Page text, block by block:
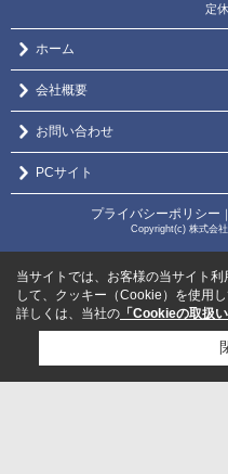
定
ホーム
会社概要
お問い合わせ
PCサイト
プライバシーポリシー ｜
Copyright(c) 株式会
当サイトでは、お客様の当サイト
して、クッキー（Cookie）を使用し
詳しくは、当社の 「Cookieの取扱